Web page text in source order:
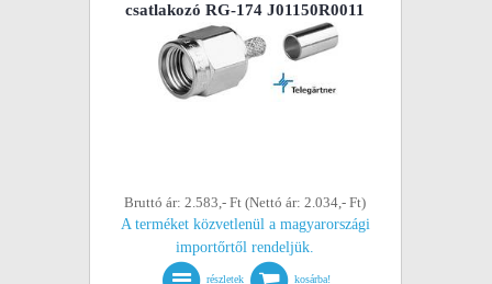
csatlakozó RG-174 J01150R0011
Bruttó ár: 2.583,- Ft (Nettó ár: 2.034,- Ft)
A terméket közvetlenül a magyarországi
importőrtől rendeljük.
részletek kosárba!